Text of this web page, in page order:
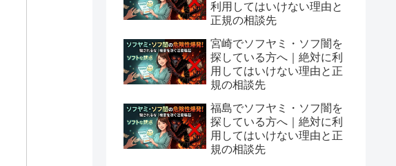
利用してはいけない理由と
正規の相談先
宮崎でソフヤミ・ソフ闇を
探している方へ｜絶対に利
用してはいけない理由と正
規の相談先
福島でソフヤミ・ソフ闇を
探している方へ｜絶対に利
用してはいけない理由と正
規の相談先